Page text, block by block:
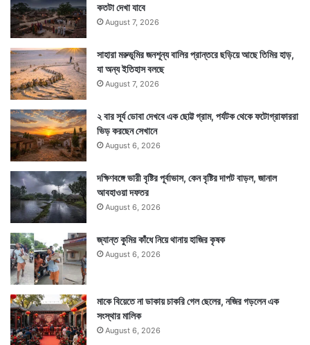
কতটা দেখা যাবে
August 7, 2026
সাহারা মরুভূমির জনশূন্য বালির প্রান্তরে ছড়িয়ে আছে তিমির হাড়,
যা অন্য ইতিহাস বলছে
August 7, 2026
২ বার সূর্য ডোবা দেখবে এক ছোট্ট গ্রাম, পর্যটক থেকে ফটোগ্রাফাররা
ভিড় করছেন সেখানে
August 6, 2026
দক্ষিণবঙ্গে ভারী বৃষ্টির পূর্বাভাস, কেন বৃষ্টির দাপট বাড়ল, জানাল
আবহাওয়া দফতর
August 6, 2026
জ্যান্ত কুমির কাঁধে নিয়ে থানায় হাজির কৃষক
August 6, 2026
মাকে বিয়েতে না ডাকায় চাকরি গেল ছেলের, নজির গড়লেন এক
সংস্থার মালিক
August 6, 2026